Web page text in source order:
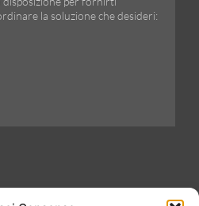
la soluzione che desideri: